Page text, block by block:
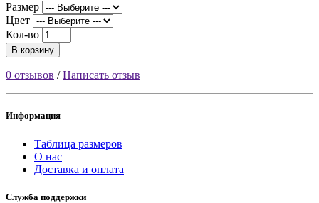
Размер
Цвет
Кол-во
В корзину
0 отзывов /Написать отзыв
Информация
Таблица размеров
О нас
Доставка и оплата
Служба поддержки